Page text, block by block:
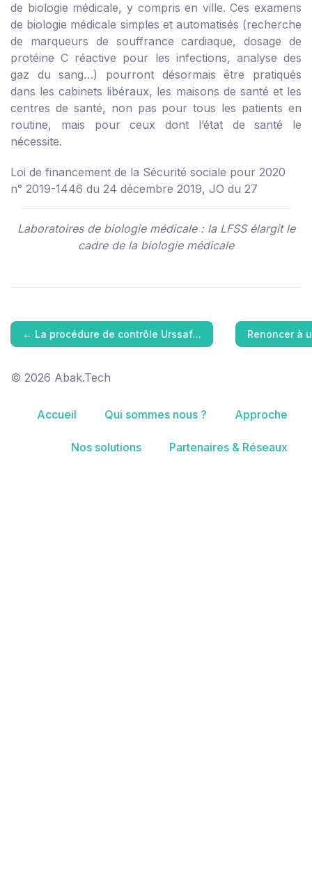
de biologie médicale, y compris en ville. Ces examens
de biologie médicale simples et automatisés (recherche
de marqueurs de souffrance cardiaque, dosage de
protéine C réactive pour les infections, analyse des
gaz du sang…) pourront désormais être pratiqués
dans les cabinets libéraux, les maisons de santé et les
centres de santé, non pas pour tous les patients en
routine, mais pour ceux dont l’état de santé le
nécessite.
Loi de financement de la Sécurité sociale pour 2020
n° 2019-1446 du 24 décembre 2019, JO du 27
Laboratoires de biologie médicale : la LFSS élargit le
cadre de la biologie médicale
← La procédure de contrôle Urssaf… Renoncer à
© 2026 Abak.Tech
Accueil Qui sommes nous ? Approche
Nos solutions Partenaires & Réseaux